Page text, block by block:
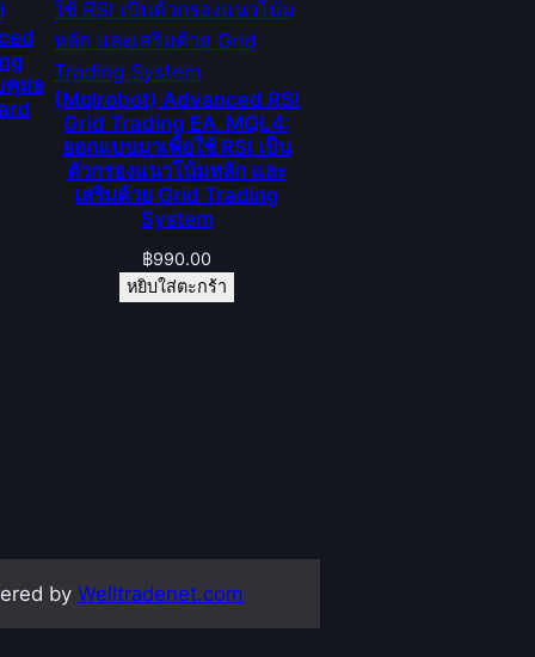
คุมอ
(Mqlrobot) Advanced RSI
Grid Trading EA_MQL4:
ออกแบบมาเพื่อใช้ RSI เป็น
ตัวกรองแนวโน้มหลัก และ
เสริมด้วย Grid Trading
System
฿990.00
หยิบใส่ตะกร้า
by Welltradenet.com